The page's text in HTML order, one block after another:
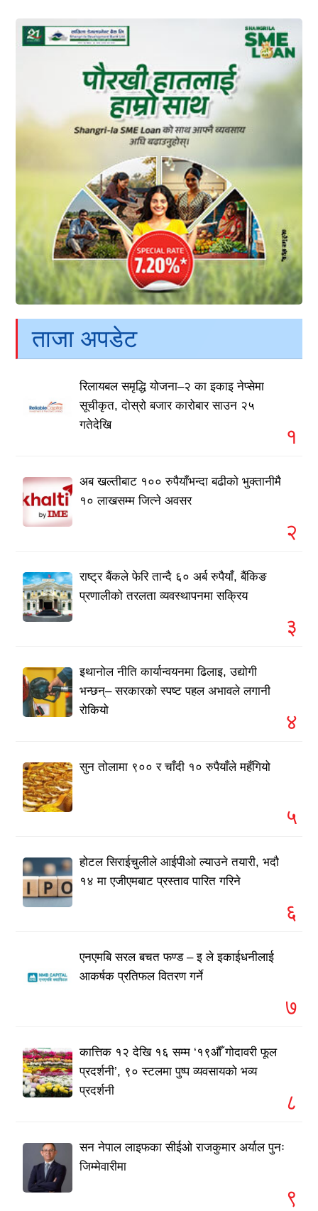
ताजा अपडेट
रिलायबल समृद्धि योजना–२ का इकाइ नेप्सेमा
सूचीकृत, दोस्रो बजार कारोबार साउन २५
गतेदेखि
१
अब खल्तीबाट १०० रुपैयाँभन्दा बढीको भुक्तानीमै
१० लाखसम्म जित्ने अवसर
२
राष्ट्र बैंकले फेरि तान्दै ६० अर्ब रुपैयाँ, बैंकिङ
प्रणालीको तरलता व्यवस्थापनमा सक्रिय
३
इथानोल नीति कार्यान्वयनमा ढिलाइ, उद्योगी
भन्छन्– सरकारको स्पष्ट पहल अभावले लगानी
रोकियो
४
सुन तोलामा ९०० र चाँदी १० रुपैयाँले महँगियो
५
होटल सिराईचुलीले आईपीओ ल्याउने तयारी, भदौ
१४ मा एजीएमबाट प्रस्ताव पारित गरिने
६
एनएमबि सरल बचत फण्ड – इ ले इकाईधनीलाई
आकर्षक प्रतिफल वितरण गर्ने
७
कात्तिक १२ देखि १६ सम्म ‘१९औँ गोदावरी फूल
प्रदर्शनी’, ९० स्टलमा पुष्प व्यवसायको भव्य
प्रदर्शनी
८
सन नेपाल लाइफका सीईओ राजकुमार अर्याल पुनः
जिम्मेवारीमा
९